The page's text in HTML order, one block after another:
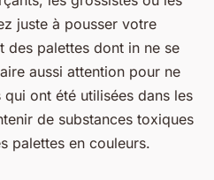
juste à pousser votre
des palettes dont in ne se
aussi attention pour ne
ont été utilisées dans les
de substances toxiques
palettes en couleurs.